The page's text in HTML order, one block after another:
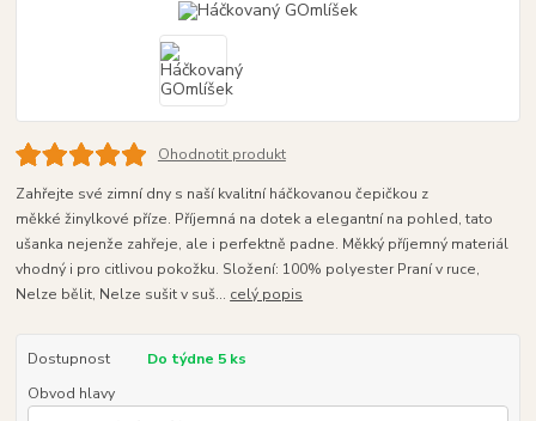
Ohodnotit produkt
Zahřejte své zimní dny s naší kvalitní háčkovanou čepičkou z
měkké žinylkové příze. Příjemná na dotek a elegantní na pohled, tato
ušanka nejenže zahřeje, ale i perfektně padne. Měkký příjemný materiál
vhodný i pro citlivou pokožku. Složení: 100% polyester Praní v ruce,
Nelze bělit, Nelze sušit v suš... celý popis
Dostupnost
Do týdne 5 ks
Obvod hlavy